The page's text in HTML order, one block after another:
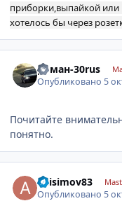
приборки,выпайкой
хотелось бы через
роман-30rus
Опубликовано 5
Почитайте
понятно.
anisimov83
Опубликовано 5